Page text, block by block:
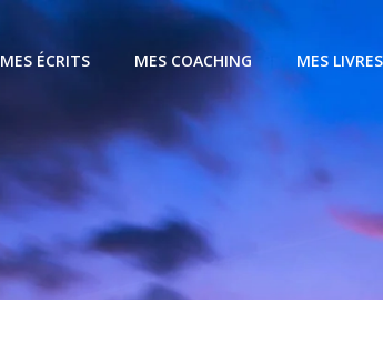
MES ÉCRITS MES COACHING MES LIVRES